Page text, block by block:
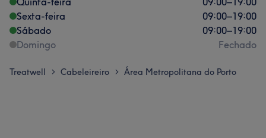
Sexta-feira
09:00–19:00
Sábado
09:00–19:00
Domingo
Fechado
Treatwell > Cabeleireiro > Área Metropolitana do Porto